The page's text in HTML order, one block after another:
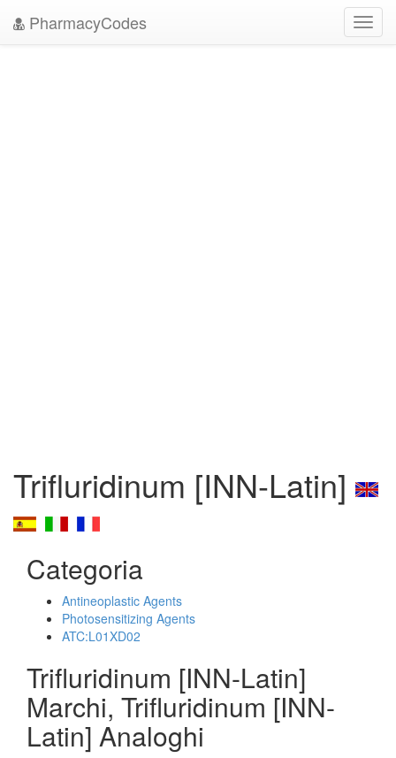
PharmacyCodes
Trifluridinum [INN-Latin]
Categoria
Antineoplastic Agents
Photosensitizing Agents
ATC:L01XD02
Trifluridinum [INN-Latin]
Marchi, Trifluridinum [INN-
Latin] Analoghi